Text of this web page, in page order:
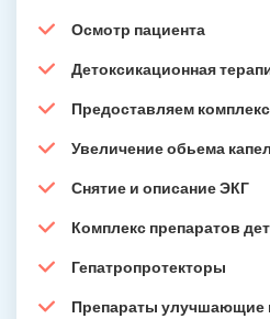
Осмотр пациента
Детоксикационная
Предоставляем
Увеличение обьема
Снятие и описание ЭКГ
Комплекс препаратов
Гепатропротекторы
Препараты улучшающие